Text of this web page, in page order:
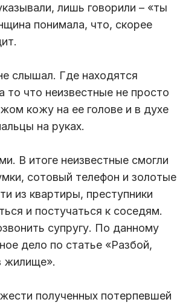
лишь говорили – «ты
понимала, что, скорее
слышал. Где находятся
то что неизвестные не просто
кожу на ее голове и в духе
на руках.
В итоге неизвестные смогли
сотовый телефон и золотые
из квартиры, преступники
и постучаться к соседям.
супругу. По данному
дело по статье «Разбой,
жилище».
полученных потерпевшей